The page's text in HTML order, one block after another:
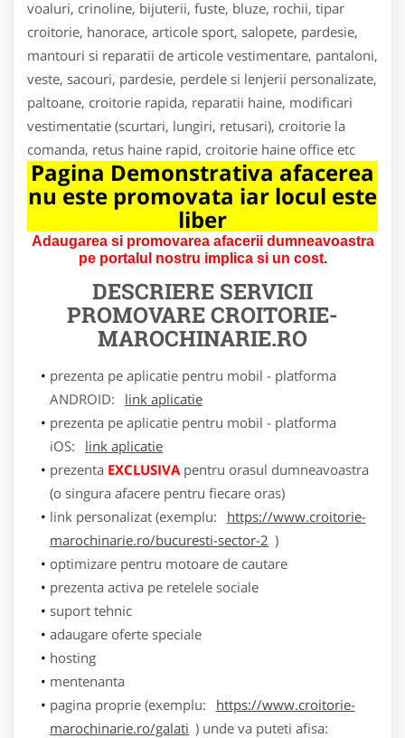
voaluri, crinoline, bijuterii, fuste, bluze, rochii, tipar
croitorie, hanorace, articole sport, salopete, pardesie,
mantouri si reparatii de articole vestimentare, pantaloni,
veste, sacouri, pardesie, perdele si lenjerii personalizate,
paltoane, croitorie rapida, reparatii haine, modificari
vestimentatie (scurtari, lungiri, retusari), croitorie la
comanda, retus haine rapid, croitorie haine office etc
Pagina Demonstrativa afacerea
nu este promovata iar locul este
liber
Adaugarea si promovarea afacerii dumneavoastra
pe portalul nostru implica si un cost.
DESCRIERE SERVICII
PROMOVARECROITORIE-
MAROCHINARIE.RO
prezenta pe aplicatie pentru mobil - platforma
ANDROID:
link aplicatie
prezenta pe aplicatie pentru mobil - platforma
iOS:
link aplicatie
prezenta EXCLUSIVApentru orasul dumneavoastra
(o singura afacere pentru fiecare oras)
link personalizat (exemplu:
https://www.croitorie-
marochinarie.ro/bucuresti-sector-2 )
optimizare pentru motoare de cautare
prezenta activa pe retelele sociale
suport tehnic
adaugare oferte speciale
hosting
mentenanta
pagina proprie (exemplu:
https://www.croitorie-
marochinarie.ro/galati ) unde va puteti afisa: